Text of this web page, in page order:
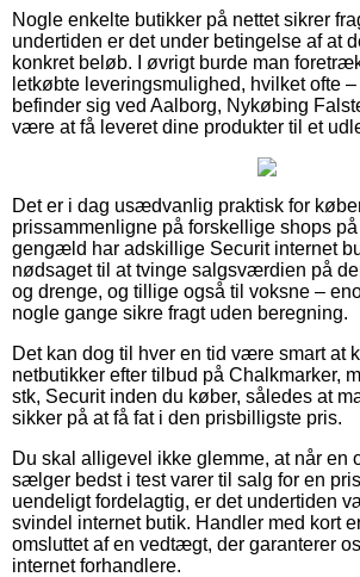
Nogle enkelte butikker på nettet sikrer
undertiden er det under betingelse af at
konkret beløb. I øvrigt burde man
letkøbte leveringsmulighed, hvilket ofte
befinder sig ved Aalborg, Nykøbing
være at få leveret dine produkter til et
Det er i dag usædvanlig praktisk for
prissammenligne på forskellige shops på
gengæld har adskillige Securit internet
nødsaget til at tvinge salgsværdien på
og drenge, og tillige også til voksne –
nogle gange sikre fragt uden beregning.
Det kan dog til hver en tid være smart at
netbutikker efter tilbud på Chalkmarker,
stk, Securit inden du køber, således at
sikker på at få fat i den prisbilligste pris.
Du skal alligevel ikke glemme, at når en
sælger bedst i test varer til salg for en
uendeligt fordelagtig, er det undertiden
svindel internet butik. Handler med kort
omsluttet af en vedtægt, der garanterer
internet forhandlere.